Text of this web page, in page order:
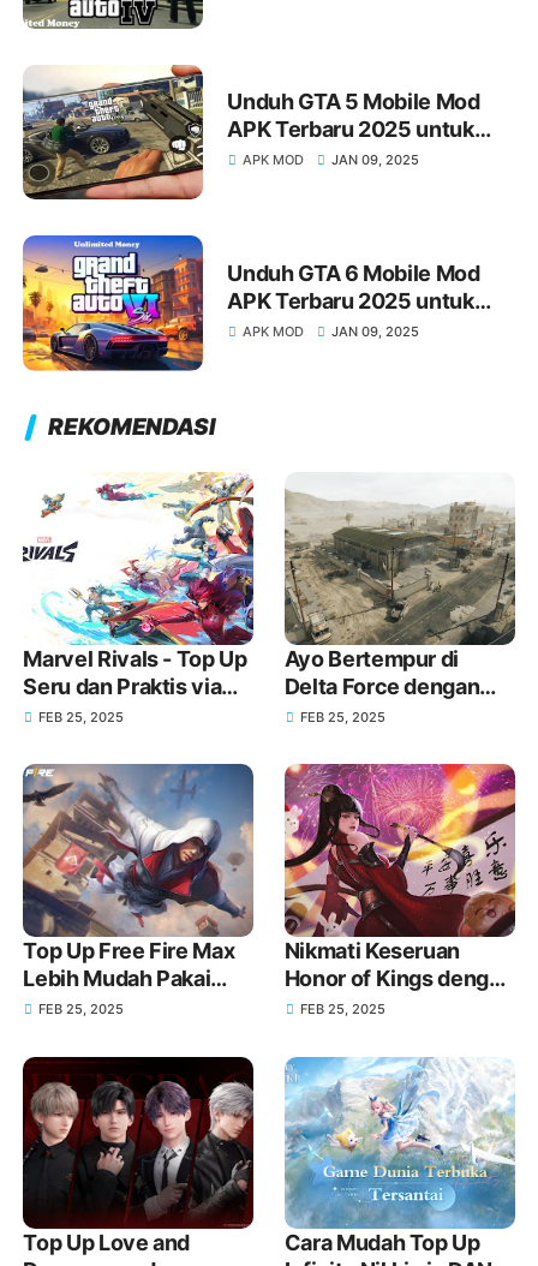
Unduh GTA 5 Mobile Mod
APK Terbaru 2025 untuk
Android Unlimited Money
APK MOD JAN 09, 2025
Unduh GTA 6 Mobile Mod
APK Terbaru 2025 untuk
Android Unlimited Money
APK MOD JAN 09, 2025
REKOMENDASI
Marvel Rivals - Top Up
Seru dan Praktis via
GoPay
FEB 25, 2025
Ayo Bertempur di
Delta Force dengan
Senjata Baru melalui
FEB 25, 2025
Top Up Free Fire Max
Lebih Mudah Pakai
GoPay!
FEB 25, 2025
Nikmati Keseruan
Honor of Kings dengan
Top Up melalui GoPay!
FEB 25, 2025
Top Up Love and
Cara Mudah Top Up